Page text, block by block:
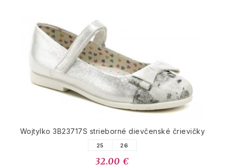
Wojtylko 3B23717S strieborné dievčenské črievičky
25 26
32.00 €